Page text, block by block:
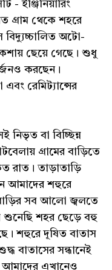
- ইঞ্জিনিয়ারিং
গ্ৰাম থেকে শহরে
বিদ্যুচ্চালিত অটো-
ছেয়ে গেছে। শুধু
করছেন।
রেমিট্যান্সের
বা বিচ্ছিন্ন
গ্ৰামের বাড়িতে
রাত। তাড়াতাড়ি
শহুরে
সব আলো জ্বলতে
শুনেছি শহর ছেড়ে বহু
শহুরে দূষিত বাতাস
বাতাসের সন্ধানেই
আমাদের এখানেও